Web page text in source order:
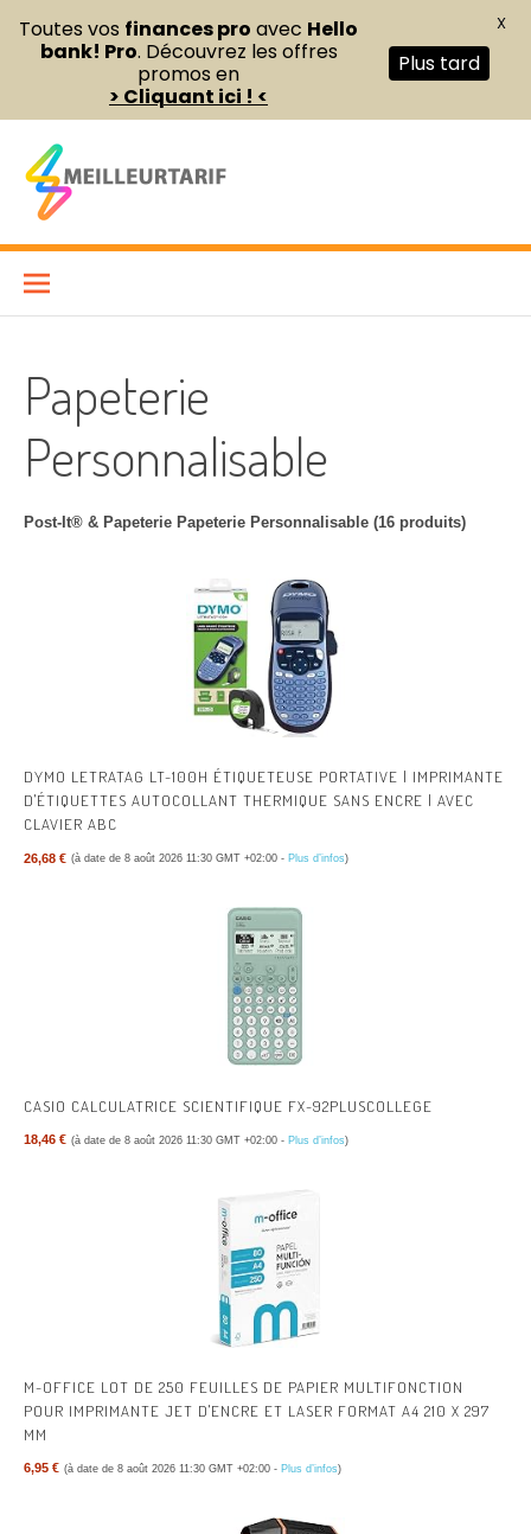
contenu
Meilleur Tarif
Papeterie
Personnalisable
Post-It® & Papeterie Papeterie Personnalisable (16 produits)
DYMO LETRATAG LT-100H ÉTIQUETEUSE PORTATIVE | IMPRIMANTE
D'ÉTIQUETTES AUTOCOLLANT THERMIQUE SANS ENCRE | AVEC
CLAVIER ABC
26,68 € (à date de 8 août 2026 11:30 GMT +02:00 - Plus d’infos)
CASIO CALCULATRICE SCIENTIFIQUE FX-92PLUSCOLLEGE
18,46 € (à date de 8 août 2026 11:30 GMT +02:00 - Plus d’infos)
M-OFFICE LOT DE 250 FEUILLES DE PAPIER MULTIFONCTION
POUR IMPRIMANTE JET D'ENCRE ET LASER FORMAT A4 210 X 297
MM
6,95 € (à date de 8 août 2026 11:30 GMT +02:00 - Plus d’infos)
Toutes vos finances pro avec Hello
bank! Pro. Découvrez les offres
promos en
> Cliquant ici ! <
Plus tard
X